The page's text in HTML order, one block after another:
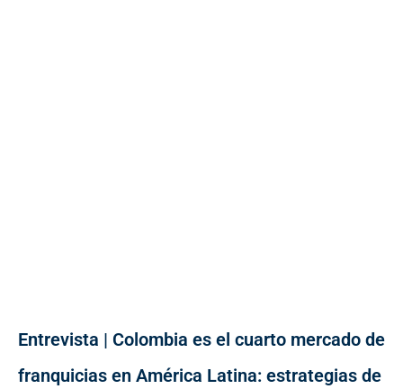
Entrevista | Colombia es el cuarto mercado de
franquicias en América Latina: estrategias de